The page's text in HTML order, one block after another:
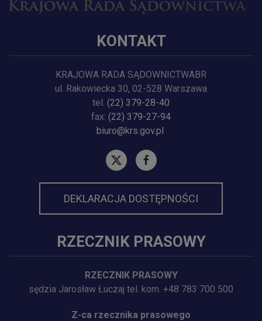
KONTAKT
KRAJOWA RADA SĄDOWNICTWABR
ul. Rakowiecka 30, 02-528 Warszawa
tel: (22) 379-28-40
fax: (22) 379-27-94
biuro@krs.gov.pl
DEKLARACJA DOSTĘPNOŚCI
RZECZNIK PRASOWY
RZECZNIK PRASOWY
sędzia Jarosław Łuczaj tel. kom. +48 783 700 500
Z-ca rzecznika prasowego